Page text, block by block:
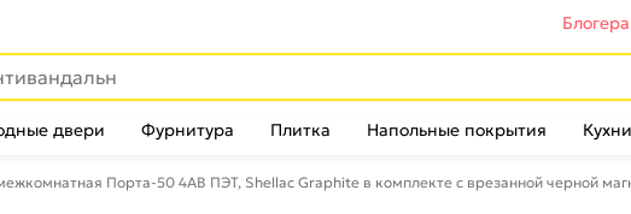
двери Фурнитура Плитка Напольные покрытия
Порта-50 4AB ПЭТ, Shellac Graphite в комплекте с врезанной черной